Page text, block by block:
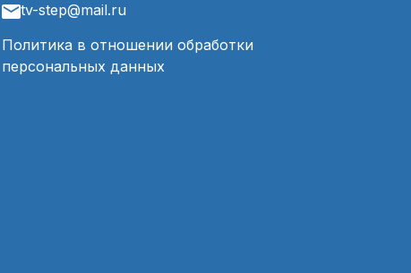
tv-step@mail.ru
Политика в отношении обработки
персональных данных